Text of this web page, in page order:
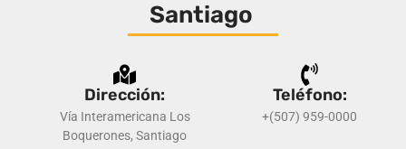
Santiago
Dirección:
Vía Interamericana Los
Boquerones, Santiago
Teléfono:
+(507) 959-0000